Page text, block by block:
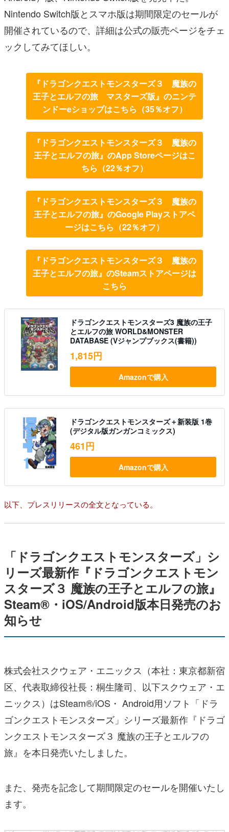
Nintendo Switch版とスマホ版は期間限定のセールが
開催されているので、詳細は公式の販売ページをチェ
ックしてみてほしい。
『ドラゴンクエストモンスターズ３ 魔族の
王子とエルフの旅 マスターズ版』のニンテ
ンドーeショップはこちら（35％オフ）
『ドラゴンクエストモンスターズ３ 魔族の
王子とエルフの旅』のApp Storeページはこ
ちら（22％オフ）
『ドラゴンクエストモンスターズ３ 魔族の
王子とエルフの旅』のGoogle Playストアペ
ージはこちら（22％オフ）
『ドラゴンクエストモンスターズ３ 魔族の
王子とエルフの旅』のSteamストアページは
こちら
ドラゴンクエストモンスターズ3 魔族の王子
とエルフの旅 WORLD&MONSTER
DATABASE (Vジャンプブックス(書籍))
1,815円
Amazonで購入
ドラゴンクエストモンスターズ＋新装版 1巻
(デジタル版ガンガンコミックス)
461円
Amazonで購入
以下、プレスリリースの全文となっている。
「ドラゴンクエストモンスターズ」シ
リーズ最新作『ドラゴンクエストモン
スターズ３ 魔族の王子とエルフの旅』
Steam®・iOS/Android版本日発売のお
知らせ
株式会社スクウェア・エニックス（本社：東京都新宿
区、代表取締役社長：桐生隆司、以下スクウェア・エ
ニックス）はSteam®/iOS・ Android用ソフト「ドラ
ゴンクエストモンスターズ」シリーズ最新作『ドラゴ
ンクエストモンスターズ３ 魔族の王子とエルフの
旅』を本日発売いたしました。
また、発売を記念して期間限定のセールを開催いたし
ます。